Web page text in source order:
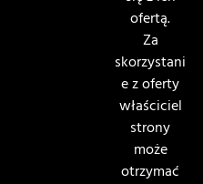
ofertą.
Za
skorzystani
e z oferty
właściciel
strony
może
otrzymać